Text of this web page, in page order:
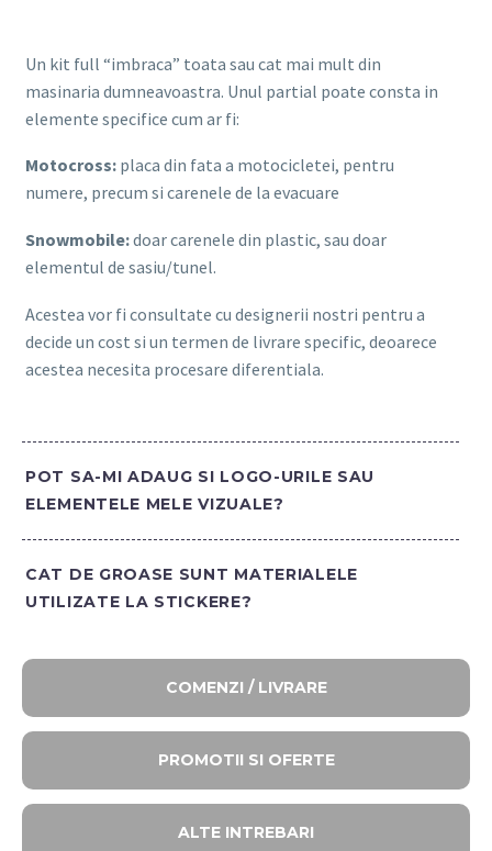
Un kit full “imbraca” toata sau cat mai mult din
masinaria dumneavoastra. Unul partial poate consta in
elemente specifice cum ar fi:
Motocross: placa din fata a motocicletei, pentru
numere, precum si carenele de la evacuare
Snowmobile:doar carenele din plastic, sau doar
elementul de sasiu/tunel.
Acestea vor fi consultate cu designerii nostri pentru a
decide un cost si un termen de livrare specific, deoarece
acestea necesita procesare diferentiala.
POT SA-MI ADAUG SI LOGO-URILE SAU
ELEMENTELE MELE VIZUALE?
CAT DE GROASE SUNT MATERIALELE
UTILIZATE LA STICKERE?
COMENZI / LIVRARE
PROMOTII SI OFERTE​
ALTE INTREBARI​